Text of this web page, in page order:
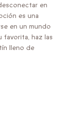
en
es una
en un mundo
favorita, haz las
lleno de